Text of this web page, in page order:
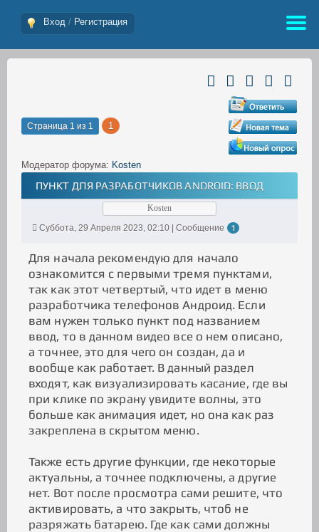
Вход / Регистрация
Страница 1 из 1 1
Модератор форума: Kosten
ПУНКТ ДЛЯ РАЗРАБОТЧИКОВ ANDROID: ВВОД
Kosten
Суббота, 29 Апреля 2023, 02:10 | Сообщение
1
Для начала рекомендую для начало
ознакомится с первыми тремя пунктами,
так как этот четвертый, что идет в меню
разработчика телефонов Андроид. Если
вам нужен только пункт под названием
ввод, то в данном видео все о нем описано,
а точнее, это для чего он создан, да и
вообще как работает. В данный раздел
входят, как визуализировать касание, где вы
при клике по экрану увидите волны, это
больше как анимация идет, но она как раз
закреплена в скрытом меню.
Также есть другие функции, где некоторые
актуальны, а точнее подключены, а другие
нет. Вот после просмотра сами решите, что
активировать, а что закрыть, чтоб не
разряжать батарею. Где как сами должны